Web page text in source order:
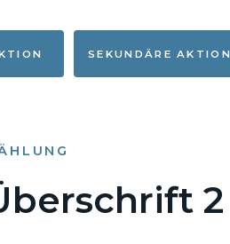
SEKUNDÄRE AKTION
2